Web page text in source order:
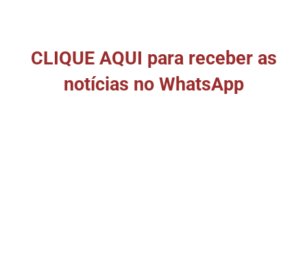
CLIQUE AQUI para receber as
notícias no WhatsApp